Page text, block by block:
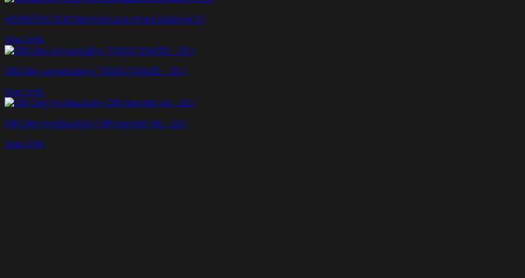
4006/1101 JCB Nemrznúca zmes balenie 5 l
Viac info
Q8 Olej univerzálny T1000 10W30 – 20 l
Viac info
Q8 Olej hydraulický Q8 Handel 46 – 20 l
Viac info